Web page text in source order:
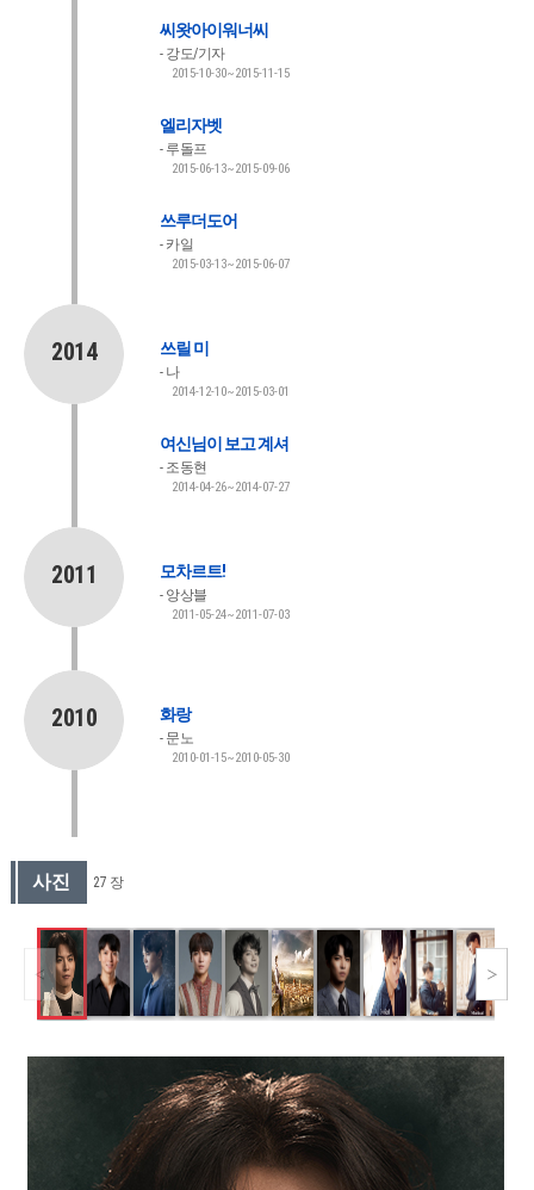
씨왓아이워너씨
강도/기자
2015-10-30~2015-11-15
엘리자벳
루돌프
2015-06-13~2015-09-06
쓰루더도어
카일
2015-03-13~2015-06-07
2014 쓰릴 미
나
2014-12-10~2015-03-01
여신님이 보고 계셔
조동현
2014-04-26~2014-07-27
2011 모차르트!
앙상블
2011-05-24~2011-07-03
2010 화랑
문노
2010-01-15~2010-05-30
사진 27 장